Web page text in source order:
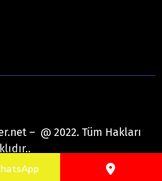
– @ 2022. Tüm Hakları